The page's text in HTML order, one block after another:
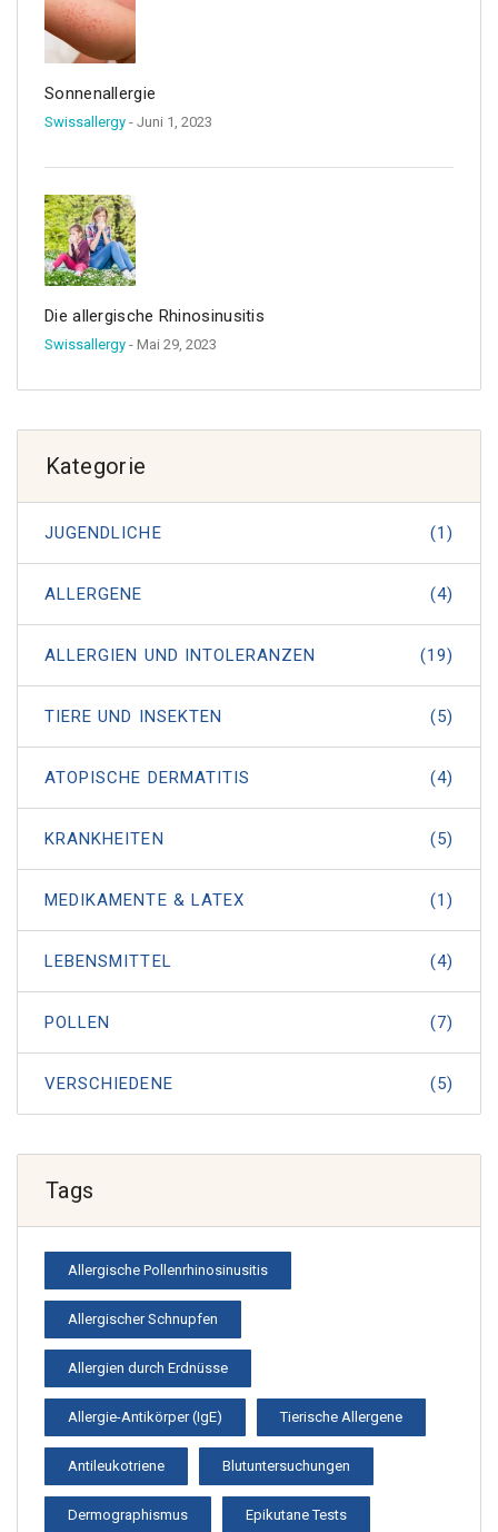
Sonnenallergie
Swissallergy - Juni 1, 2023
Die allergische Rhinosinusitis
Swissallergy - Mai 29, 2023
Kategorie
JUGENDLICHE (1)
ALLERGENE (4)
ALLERGIEN UND INTOLERANZEN (19)
TIERE UND INSEKTEN (5)
ATOPISCHE DERMATITIS (4)
KRANKHEITEN (5)
MEDIKAMENTE & LATEX (1)
LEBENSMITTEL (4)
POLLEN (7)
VERSCHIEDENE (5)
Tags
Allergische Pollenrhinosinusitis
Allergischer Schnupfen
Allergien durch Erdnüsse
Allergie-Antikörper (IgE) Tierische Allergene
Antileukotriene Blutuntersuchungen
Dermographismus Epikutane Tests